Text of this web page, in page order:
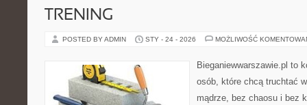
TRENING
POSTED BY ADMIN STY - 24 - 2026 MOŻLIWOŚĆ
Bieganiewwarszawie.pl to
osób, które chcą truchtać
mądrze, bez chaosu i bez